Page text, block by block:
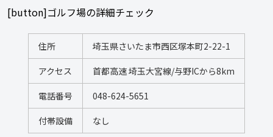
[button]ゴルフ場の詳細チェック
住所 埼玉県さいたま市西区塚本町2-22-1
アクセス 首都高速 埼玉大宮線/与野ICから8km
電話番号 048-624-5651
付帯設備 なし